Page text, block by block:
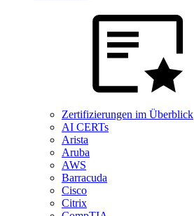
Zertifizierungen im Überblick
AI CERTs
Arista
Aruba
AWS
Barracuda
Cisco
Citrix